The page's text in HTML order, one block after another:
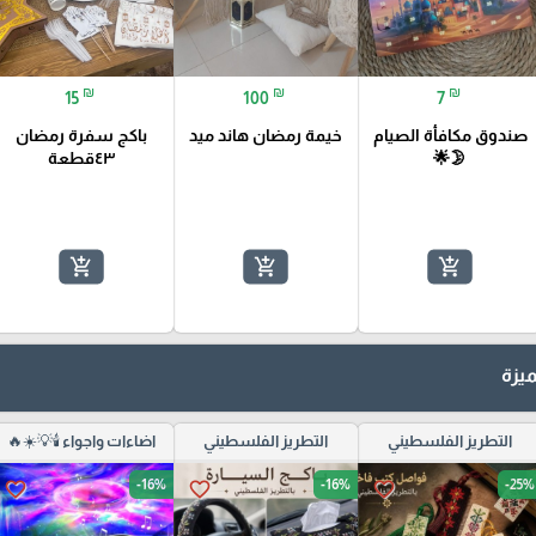
7 ₪
صندوق مكافأة الصيام
🌛🌟
add_shopping_cart
100 ₪
خيمة رمضان هاند ميد
add_shopping_cart
15 ₪
باكج سفرة رمضان
٤٣قطعة
add_shopping_cart
التطريز الفلسطيني
favorite_border -25%
التطريز الفلسطيني
favorite_border -16%
اضاءات واجواء 🕯️💡☀️🔥
favorite_border -16%